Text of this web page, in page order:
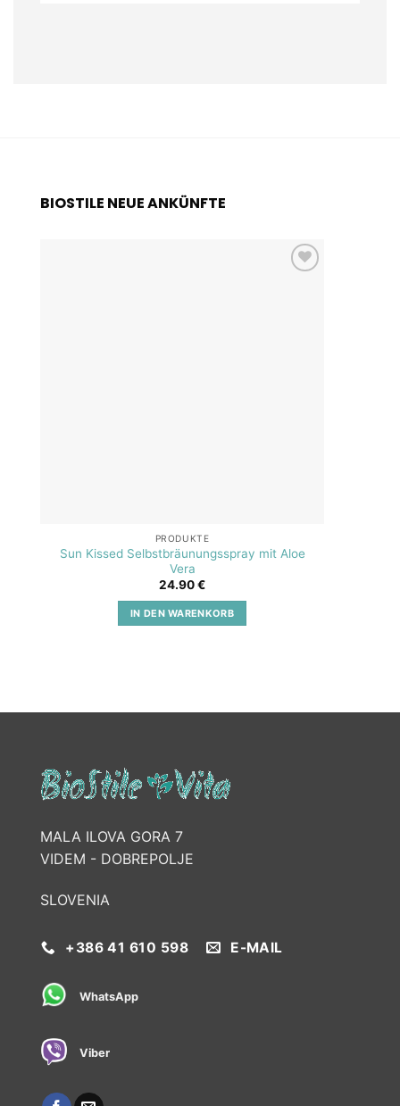
BIOSTILE NEUE ANKÜNFTE
PRODUKTE
Sun Kissed Selbstbräunungsspray mit Aloe
Vera
24.90€
IN DEN WARENKORB
MALA ILOVA GORA 7
VIDEM - DOBREPOLJE
SLOVENIA
+386 41 610 598 E-MAIL
WhatsApp
Viber